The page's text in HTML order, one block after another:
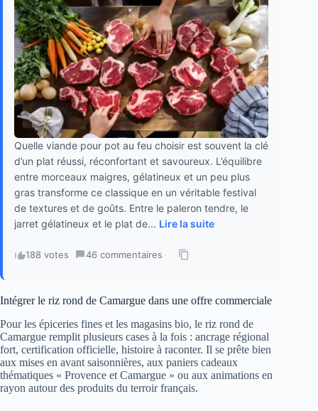
Quelle viande pour pot au feu choisir est souvent la clé
d’un plat réussi, réconfortant et savoureux. L’équilibre
entre morceaux maigres, gélatineux et un peu plus
gras transforme ce classique en un véritable festival
de textures et de goûts. Entre le paleron tendre, le
jarret gélatineux et le plat de... Lire la suite
188 votes · 46 commentaires ·
Intégrer le riz rond de Camargue dans une offre commerciale
Pour les épiceries fines et les magasins bio, le riz rond de
Camargue remplit plusieurs cases à la fois : ancrage régional
fort, certification officielle, histoire à raconter. Il se prête bien
aux mises en avant saisonnières, aux paniers cadeaux
thématiques « Provence et Camargue » ou aux animations en
rayon autour des produits du terroir français.